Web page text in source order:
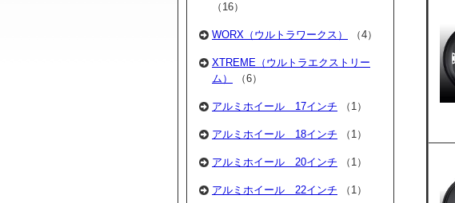
（16）
WORX（ウルトラワークス） （4）
XTREME（ウルトラエクストリー
ム）
（6）
アルミホイール 17インチ （1）
アルミホイール 18インチ （1）
アルミホイール 20インチ （1）
アルミホイール 22インチ （1）